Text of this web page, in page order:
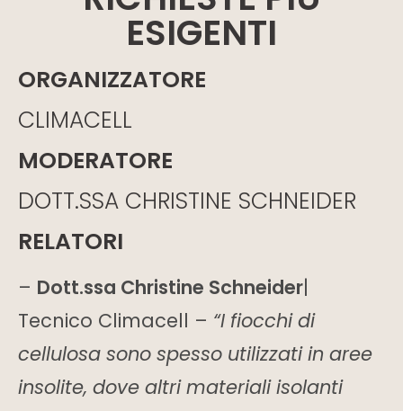
ESIGENTI
ORGANIZZATORE
CLIMACELL
MODERATORE
DOTT.SSA CHRISTINE SCHNEIDER
RELATORI
– Dott.ssa Christine Schneider|
Tecnico Climacell – “I fiocchi di
cellulosa sono spesso utilizzati in aree
insolite, dove altri materiali isolanti